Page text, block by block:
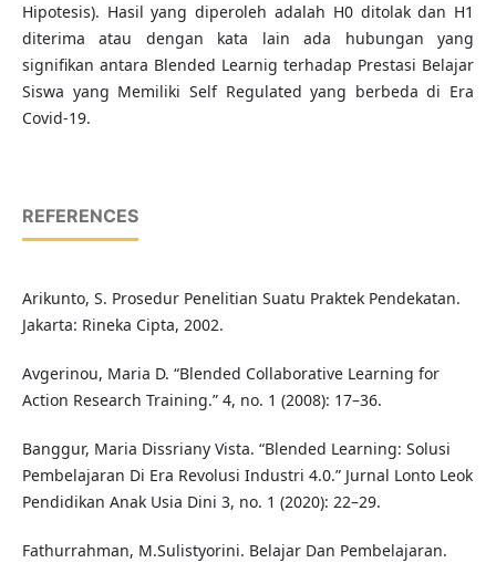
Hipotesis). Hasil yang diperoleh adalah H0 ditolak dan H1
diterima atau dengan kata lain ada hubungan yang
signifikan antara Blended Learnig terhadap Prestasi Belajar
Siswa yang Memiliki Self Regulated yang berbeda di Era
Covid-19.
REFERENCES
Arikunto, S. Prosedur Penelitian Suatu Praktek Pendekatan.
Jakarta: Rineka Cipta, 2002.
Avgerinou, Maria D. “Blended Collaborative Learning for
Action Research Training.” 4, no. 1 (2008): 17–36.
Banggur, Maria Dissriany Vista. “Blended Learning: Solusi
Pembelajaran Di Era Revolusi Industri 4.0.” Jurnal Lonto Leok
Pendidikan Anak Usia Dini 3, no. 1 (2020): 22–29.
Fathurrahman, M.Sulistyorini. Belajar Dan Pembelajaran.